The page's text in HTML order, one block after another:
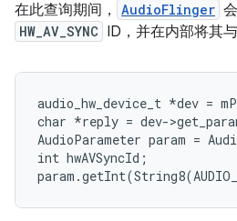
在此查询期间， AudioFlinger
HW_AV_SYNC ID，并在内部将其
audio_hw_device_t *dev =
char *reply = dev-
AudioParameter param =
int hwAVSyncId;